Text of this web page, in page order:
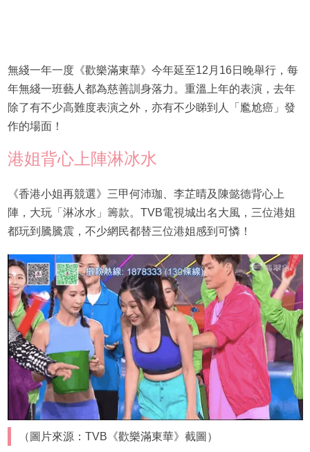
無綫一年一度《歡樂滿東華》今年延至12月16日晚舉行，每
年無綫一班藝人都為慈善訓身落力。重溫上年的表演，去年
除了有不少高難度表演之外，亦有不少睇到人「尷尬癌」發
作的場面！
港姐背心上陣淋冰水
《香港小姐再競選》三甲何沛珈、李芷晴及陳懿德背心上
陣，大玩「淋冰水」籌款。TVB電視城出名大風，三位港姐
都玩到騰騰震，不少網民都替三位港姐感到可憐！
（圖片來源：TVB《歡樂滿東華》截圖）